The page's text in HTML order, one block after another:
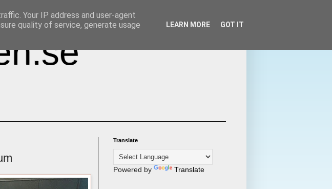
Translate
Powered by Translate
Your IP address and user-agent
quality of service, generate usage
LEARN MORE GOT IT